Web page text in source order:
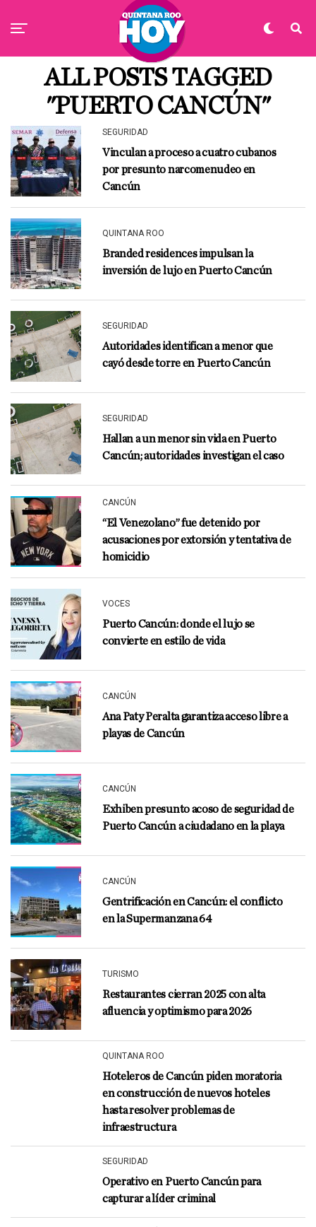
ALL POSTS TAGGED
"PUERTO CANCÚN"
SEGURIDAD
Vinculan a proceso a cuatro cubanos
por presunto narcomenudeo en
Cancún
QUINTANA ROO
Branded residences impulsan la
inversión de lujo en Puerto Cancún
SEGURIDAD
Autoridades identifican a menor que
cayó desde torre en Puerto Cancún
SEGURIDAD
Hallan a un menor sin vida en Puerto
Cancún; autoridades investigan el caso
CANCÚN
“El Venezolano” fue detenido por
acusaciones por extorsión y tentativa de
homicidio
VOCES
Puerto Cancún: donde el lujo se
convierte en estilo de vida
CANCÚN
Ana Paty Peralta garantiza acceso libre a
playas de Cancún
CANCÚN
Exhiben presunto acoso de seguridad de
Puerto Cancún a ciudadano en la playa
CANCÚN
Gentrificación en Cancún: el conflicto
en la Supermanzana 64
TURISMO
Restaurantes cierran 2025 con alta
afluencia y optimismo para 2026
QUINTANA ROO
Hoteleros de Cancún piden moratoria
en construcción de nuevos hoteles
hasta resolver problemas de
infraestructura
SEGURIDAD
Operativo en Puerto Cancún para
capturar a líder criminal